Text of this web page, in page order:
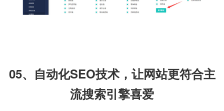
05、自动化SEO技术，让网站更符合主
流搜索引擎喜爱